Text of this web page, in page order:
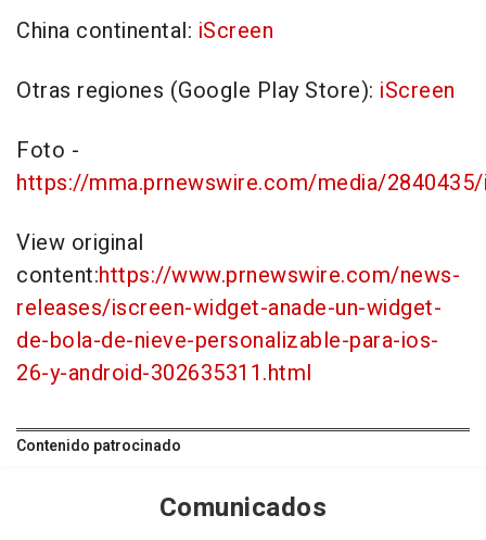
China continental: iScreen
Otras regiones (Google Play Store): iScreen
Foto -
https://mma.prnewswire.com/media/
View original
content:https://www.prnewswire.com/news-
releases/iscreen-widget-anade-un-widget-
de-bola-de-nieve-personalizable-para-ios-
26-y-android-302635311.html
Contenido patrocinado
Comunicados